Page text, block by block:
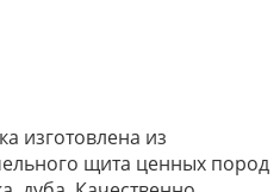
изготовлена из
щита ценных пород